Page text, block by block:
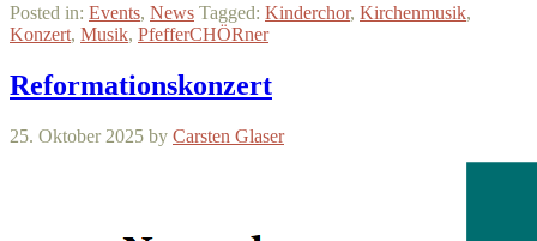
Posted in: Events, News Tagged: Kinderchor, Kirchenmusik,
Konzert, Musik, PfefferCHÖRner
Reformationskonzert
25. Oktober 2025 by Carsten Glaser